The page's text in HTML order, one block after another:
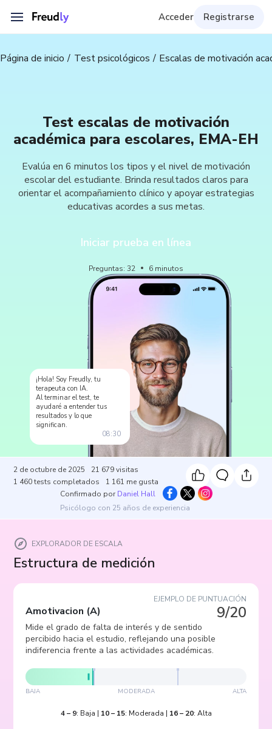
Acceder Registrarse
Página de inicio Test psicológicos Escalas de motivación
Test escalas de motivación
académica para escolares, EMA-EH
Evalúa en 6 minutos los tipos y el nivel de motivación
escolar del estudiante. Brinda resultados claros para
orientar el acompañamiento clínico y apoyar estrategias
educativas acordes a sus metas.
Iniciar prueba en línea
Preguntas:32 6 minutos
¡Hola! Soy Freudly, tu
terapeuta con IA.
Al terminar el test, te
ayudaré a entender tus
resultados y lo que
significan.
08:30
2 de octubre de 2025 21 679 visitas
1 460 tests completados 1 161 me gusta
Confirmado por Daniel Hall
Psicólogo con 25 años de experiencia
EXPLORADOR DE ESCALA
Estructura de medición
EJEMPLO DE PUNTUACIÓN
9/20
Amotivacion (A)
Mide el grado de falta de interés y de sentido
percibido hacia el estudio, reflejando una posible
indiferencia frente a las actividades académicas.
BAJA MODERADA ALTA
4– 9: Baja | 10– 15: Moderada | 16– 20: Alta